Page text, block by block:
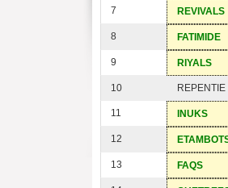
7 REVIVALS
8 FATIMIDE
9 RIYALS
10 REPENTIE
11 INUKS
12
13 FAQS